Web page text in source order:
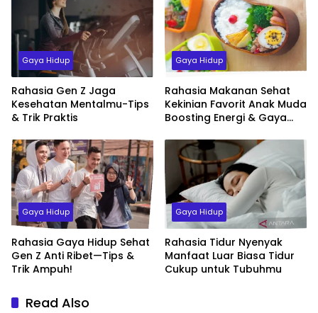
Gaya Hidup
Rahasia Gen Z Jaga
Kesehatan Mentalmu-Tips
& Trik Praktis
Gaya Hidup
Rahasia Makanan Sehat
Kekinian Favorit Anak Muda
Boosting Energi & Gaya
Gaya Hidup
Rahasia Gaya Hidup Sehat
Gen Z Anti Ribet—Tips &
Trik Ampuh!
Gaya Hidup
Rahasia Tidur Nyenyak
Manfaat Luar Biasa Tidur
Cukup untuk Tubuhmu
Read Also